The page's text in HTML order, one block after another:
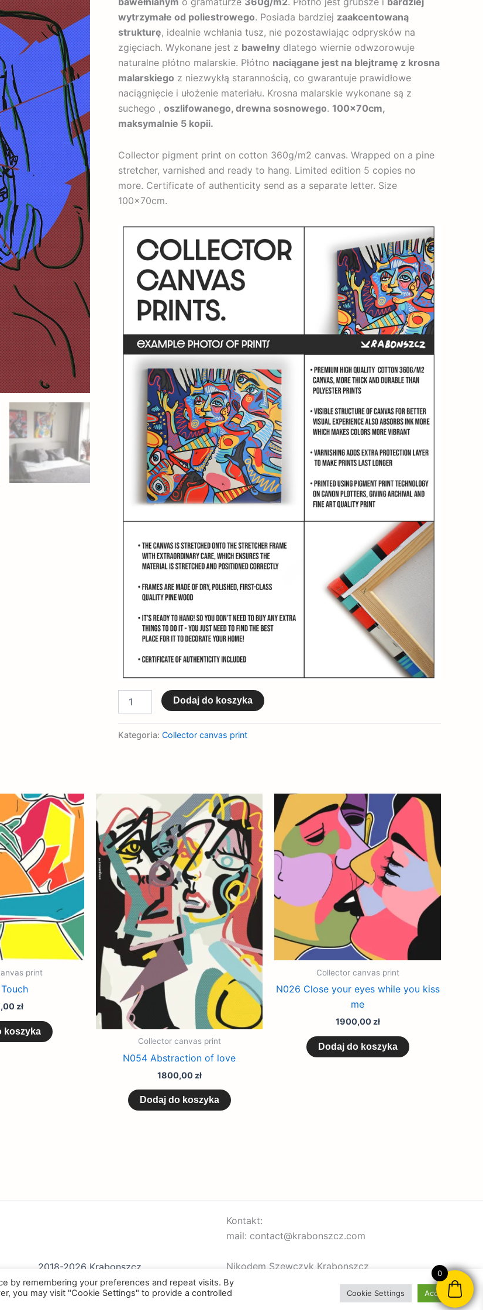
wytrzymałe od poliestrowego. Posiada bardziej zaakcentowaną
strukturę, idealnie wchłania tusz, nie pozostawiając odprysków na
zgięciach. Wykonane jest z bawełny dlatego wiernie odwzorowuje
naturalne płótno malarskie. Płótno naciągane jest na blejtramę z krosna
malarskiego z niezwykłą starannością, co gwarantuje prawidłowe
naciągnięcie i ułożenie materiału. Krosna malarskie wykonane są z
suchego , oszlifowanego, drewna sosnowego. 100x70cm,
maksymalnie 5 kopii.
Collector pigment print on cotton 360g/m2 canvas. Wrapped on a pine
stretcher, varnished and ready to hang. Limited edition 5 copies no
more. Certificate of authenticity send as a separate letter. Size
100x70cm.
Dodaj do koszyka
Kategoria: Collector canvas print
print
zł
koszyka
Collector canvas print
N054 Abstraction of love
1800,00 zł
Dodaj do koszyka
Collector canvas print
N026 Close your eyes while you kiss
me
1900,00 zł
Dodaj do koszyka
2018-2026 Krabonszcz
Kontakt:
mail: contact@krabonszcz.com
Nikodem Szewczyk Krabonszcz
NIP: 7312072591
95-200, Pabianice
by remembering your preferences and repeat visits. By
you may visit "Cookie Settings" to provide a controlled
Cookie Settings Accept All
0